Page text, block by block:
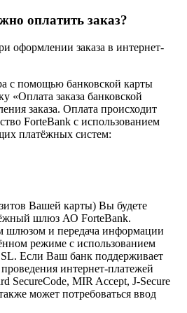
оплатить заказ?
оформлении заказа в интернет-
с помощью банковской карты
«Оплата заказа банковской
заказа. Оплата происходит
ForteBank с использованием
платёжных систем:
Вашей карты) Вы будете
шлюз АО ForteBank.
шлюзом и передача информации
режиме с использованием
Если Ваш банк поддерживает
интернет-платежей
SecureCode, MIR Accept, J-Secure
может потребоваться ввод